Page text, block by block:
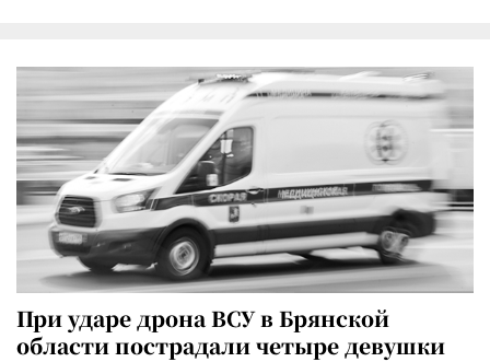
При ударе дрона ВСУ в Брянской
области пострадали четыре девушки